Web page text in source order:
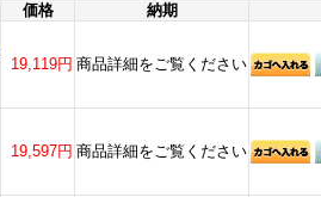
価格 納期
19,119円 商品詳細をご覧ください
19,597円 商品詳細をご覧ください